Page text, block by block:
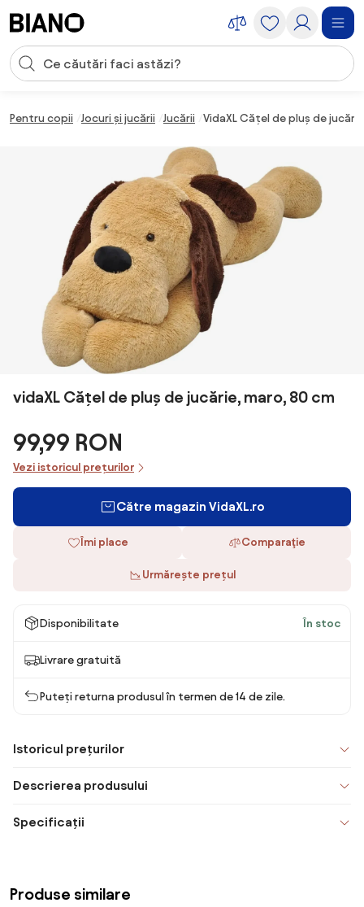
Introducerea căutării
Pentru copii Jocuri și jucării Jucării VidaXL Cățel de pluș de
vidaXL Cățel de pluș de jucărie, maro, 80 cm
99,99 RON
Vezi istoricul prețurilor
Către magazin VidaXL.ro
Îmi place Comparaţie
Urmărește prețul
Disponibilitate În stoc
Livrare gratuită
Puteți returna produsul în termen de 14 de zile.
Istoricul prețurilor
Descrierea produsului
Specificații
Produse similare